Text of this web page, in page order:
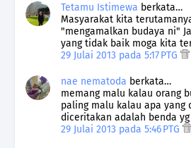
Tetamu Istimewa berkata…
Masyarakat kita
"mengamalkan budaya ni"
yang tidak baik moga kita
29 Julai 2013 pada 5:17 PTG
nae nematoda berkata…
memang malu kalau orang
paling malu kalau apa yang
diceritakan adalah benda
29 Julai 2013 pada 5:46 PTG